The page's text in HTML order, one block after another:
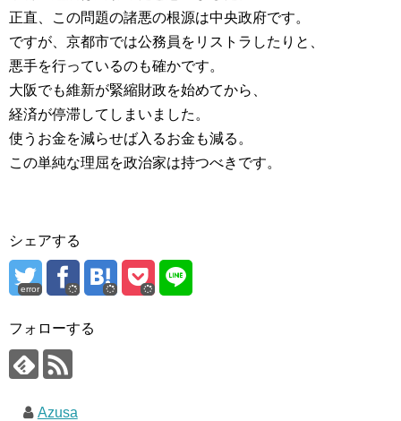
正直、この問題の諸悪の根源は中央政府です。
ですが、京都市では公務員をリストラしたりと、
悪手を行っているのも確かです。
大阪でも維新が緊縮財政を始めてから、
経済が停滞してしまいました。
使うお金を減らせば入るお金も減る。
この単純な理屈を政治家は持つべきです。
シェアする
error
フォローする
Azusa